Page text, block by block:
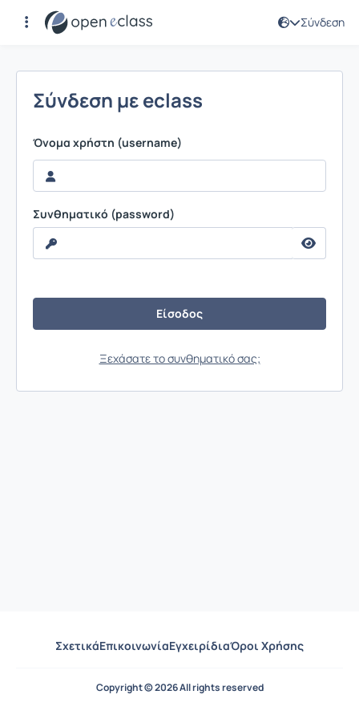
Σύνδεση
Σύνδεση
Σύνδεση με eclass
Όνομα χρήστη (username)
Συνθηματικό (password)
Ξεχάσατε το συνθηματικό σας;
ΣχετικάΕπικοινωνίαΕγχειρίδιαΌροι Χρήσης
Copyright © 2026 All rights reserved